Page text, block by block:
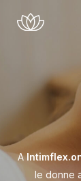
A
le donne